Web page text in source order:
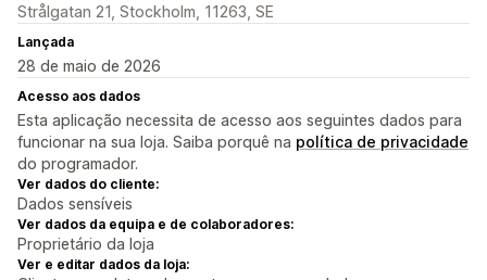
Strålgatan 21, Stockholm, 11263, SE
Lançada
28 de maio de 2026
Acesso aos dados
Esta aplicação necessita de acesso aos seguintes dados para
funcionar na sua loja. Saiba porquê na política de privacidade
do programador.
Ver dados do cliente:
Dados sensíveis
Ver dados da equipa e de colaboradores:
Proprietário da loja
Ver e editar dados da loja: